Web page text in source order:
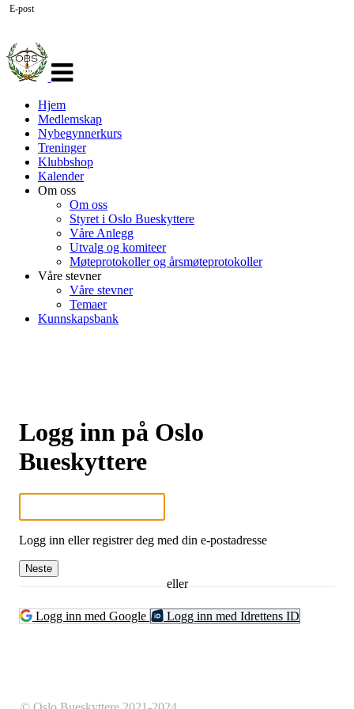
navigasjon
Hjem
Medlemskap
Nybegynnerkurs
Treninger
Klubbshop
Kalender
Om oss
Om oss
Styret i Oslo Bueskyttere
Våre Anlegg
Utvalg og komiteer
Møteprotokoller og årsmøteprotokoller
Våre stevner
Våre stevner
Temaer
Kunnskapsbank
Logg inn på Oslo
Bueskyttere
E-post
Logg inn eller registrer deg med din e-postadresse
Neste
eller
Logg inn med Google Logg inn med Idrettens ID